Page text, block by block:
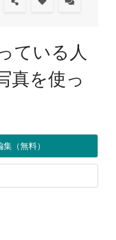
ている人
真を使っ
（無料）